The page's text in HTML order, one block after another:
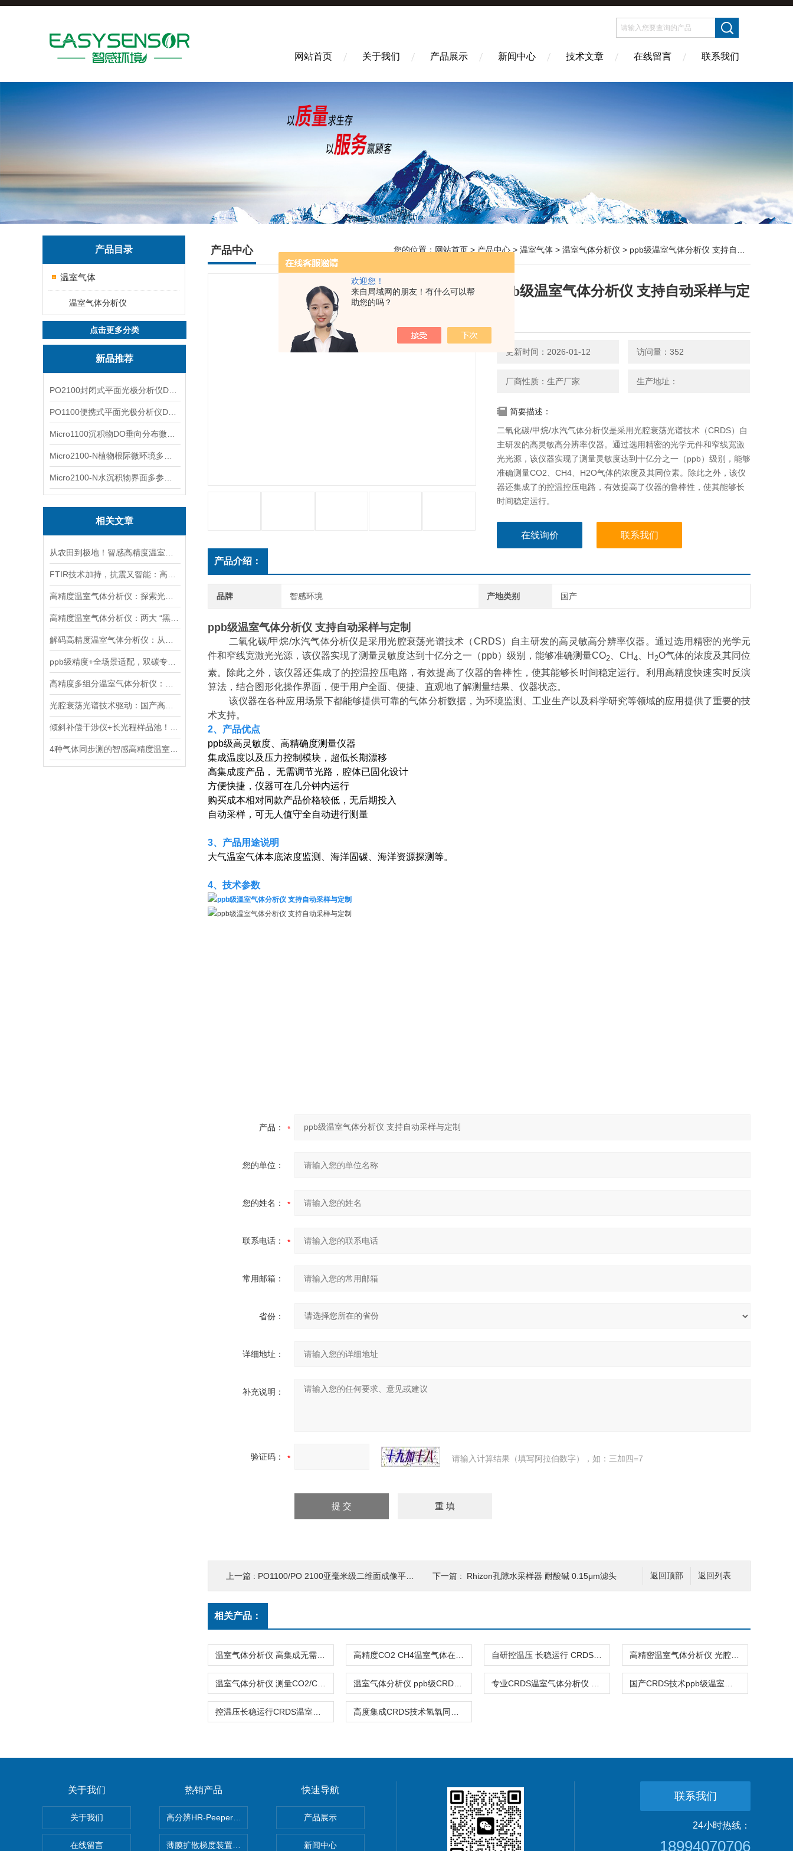
欢迎您！
来自局域网的朋友！有什么可以帮
助您的吗？
网站首页 关于我们 产品展示 新闻中心 技术文章 在线留言 联系我们
产品目录
温室气体
温室气体分析仪
点击更多分类
新品推荐
相关文章
产品中心 您的位置： 网站首页 > 产品中心 > 温室气体 > 温室气体分析仪 > ppb级温室气体分析仪 支持自动采样与定制
ppb级温室气体分析仪 支持自动采样与定
更新时间：2026-01-12 访问量：352
厂商性质：生产厂家 生产地址：
简要描述：
二氧化碳/甲烷/水汽气体分析仪是采用光腔衰荡光谱技术（CRDS）自
主研发的高灵敏高分辨率仪器。通过选用精密的光学元件和窄线宽激
光光源，该仪器实现了测量灵敏度达到十亿分之一（ppb）级别，能够
准确测量CO2、CH4、H2O气体的浓度及其同位素。除此之外，该仪
器还集成了的控温控压电路，有效提高了仪器的鲁棒性，使其能够长
时间稳定运行。
在线询价 联系我们
产品介绍：
品牌 智感环境 产地类别 国产
ppb级温室气体分析仪 支持自动采样与定制
二氧化碳/甲烷/水汽气体分析仪是采用光腔衰荡光谱技术（CRDS）自主研发的高灵敏高分辨率仪器。通过选用精密的光学元
件和窄线宽激光光源，该仪器实现了测量灵敏度达到十亿分之一（ppb）级别，能够准确测量CO2 、CH 4 、H 2O气体的浓度及其同位
素。除此之外，该仪器还集成了的控温控压电路，有效提高了仪器的鲁棒性，使其能够长时间稳定运行。利用高精度快速实时反演
算法，结合图形化操作界面，便于用户全面、便捷、直观地了解测量结果、仪器状态。
该仪器在各种应用场景下都能够提供可靠的气体分析数据，为环境监测、工业生产以及科学研究等领域的应用提供了重要的技
术支持。
2、产品优点
ppb级高灵敏度、高精确度测量仪器
集成温度以及压力控制模块，超低长期漂移
高集成度产品， 无需调节光路，腔体已固化设计
方便快捷，仪器可在几分钟内运行
购买成本相对同款产品价格较低，无后期投入
自动采样，可无人值守全自动进行测量
3、产品用途说明
大气温室气体本底浓度监测、海洋固碳、海洋资源探测等。
4、 技术参数
产品：
您的单位：
您的姓名：
联系电话：
常用邮箱：
省份：
详细地址：
补充说明：
验证码： 请输入计算结果（填写阿拉伯数字），如：三加四=7
返回列表
返回顶部
上一篇 : PO1100/PO 2100亚毫米级二维面成像平面光极分析仪 下一篇 : Rhizon孔隙水采样器 耐酸碱 0.15μm滤头
相关产品：
关于我们
关于我们
在线留言
热销产品
高分辨HR-Peeper采样器孔隙水采集30+溶解态
薄膜扩散梯度装置 Agl DGT
快速导航
产品展示
新闻中心
联系我们
24小时热线：
18994070706